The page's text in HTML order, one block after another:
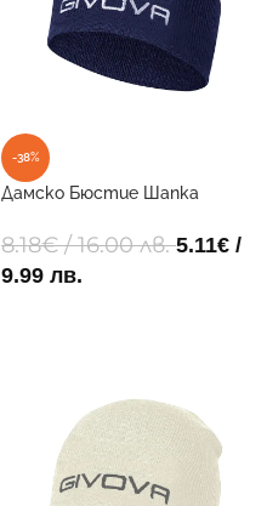
-38%
Дамско Бюстие Шапка
8.18€/ 16.00 лв.5.11€ /
9.99 лв.